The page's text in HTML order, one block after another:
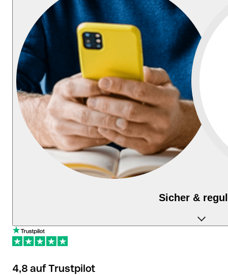
Sicher &
Als reguliertes Finanzinstitut schützt Qonto Ihre
Einlagen und Daten nach geltenden
4,8 auf Trustpilot